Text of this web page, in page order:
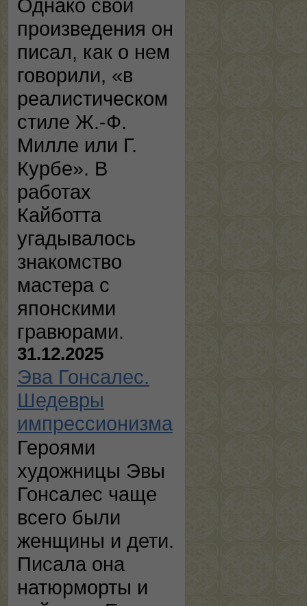
Однако свои
произведения он
писал, как о нем
говорили, «в
реалистическом
стиле Ж.-Ф.
Милле или Г.
Курбе». В
работах
Кайботта
угадывалось
знакомство
мастера с
японскими
гравюрами.
31.12.2025
Эва Гонсалес.
Шедевры
импрессионизма
Героями
художницы Эвы
Гонсалес чаще
всего были
женщины и дети.
Писала она
натюрморты и